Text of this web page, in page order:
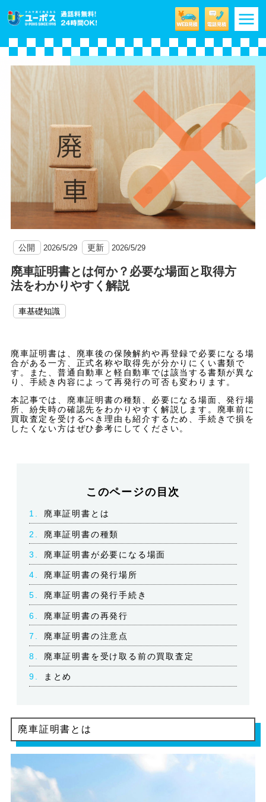
公開 2026/5/29 更新 2026/5/29
廃車証明書とは何か？必要な場面と取得方
法をわかりやすく解説
車基礎知識
廃車証明書は、廃車後の保険解約や再登録で必要になる場
合がある一方、正式名称や取得先が分かりにくい書類で
す。また、普通自動車と軽自動車では該当する書類が異な
り、手続き内容によって再発行の可否も変わります。
本記事では、廃車証明書の種類、必要になる場面、発行場
所、紛失時の確認先をわかりやすく解説します。廃車前に
買取査定を受けるべき理由も紹介するため、手続きで損を
したくない方はぜひ参考にしてください。
このページの目次
1. 廃車証明書とは
2. 廃車証明書の種類
3. 廃車証明書が必要になる場面
4. 廃車証明書の発行場所
5. 廃車証明書の発行手続き
6. 廃車証明書の再発行
7. 廃車証明書の注意点
8. 廃車証明書を受け取る前の買取査定
9. まとめ
廃車証明書とは